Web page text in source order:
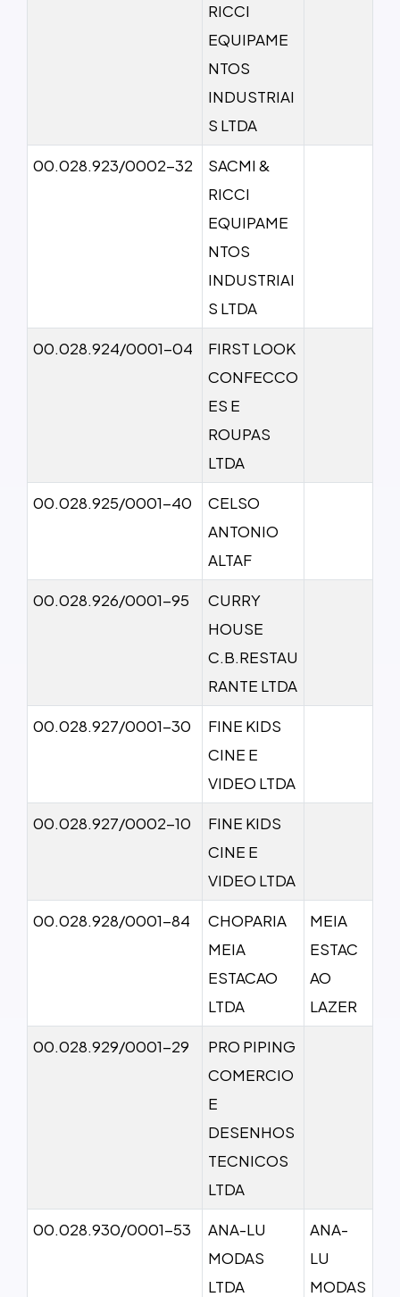
RICCI
EQUIPAME
NTOS
INDUSTRIAI
S LTDA
00.028.923/0002-32
SACMI &
RICCI
EQUIPAME
NTOS
INDUSTRIAI
S LTDA
00.028.924/0001-04
FIRST LOOK
CONFECCO
ES E
ROUPAS
LTDA
00.028.925/0001-40
CELSO
ANTONIO
ALTAF
00.028.926/0001-95
CURRY
HOUSE
C.B.RESTAU
RANTE LTDA
00.028.927/0001-30
FINE KIDS
CINE E
VIDEO LTDA
00.028.927/0002-10
FINE KIDS
CINE E
VIDEO LTDA
00.028.928/0001-84
CHOPARIA
MEIA
ESTACAO
LTDA
MEIA
ESTAC
AO
LAZER
00.028.929/0001-29
PRO PIPING
COMERCIO
E
DESENHOS
TECNICOS
LTDA
00.028.930/0001-53
ANA-LU
MODAS
LTDA
ANA-
LU
MODAS